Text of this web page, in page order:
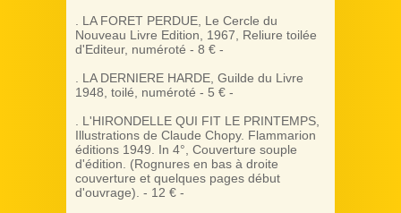
. LA FORET PERDUE, Le Cercle du
Nouveau Livre Edition, 1967, Reliure toilée
d'Editeur, numéroté - 8 € -
. LA DERNIERE HARDE, Guilde du Livre
1948, toilé, numéroté - 5 € -
. L'HIRONDELLE QUI FIT LE PRINTEMPS,
Illustrations de Claude Chopy. Flammarion
éditions 1949. In 4°, Couverture souple
d'édition. (Rognures en bas à droite
couverture et quelques pages début
d'ouvrage). - 12 € -